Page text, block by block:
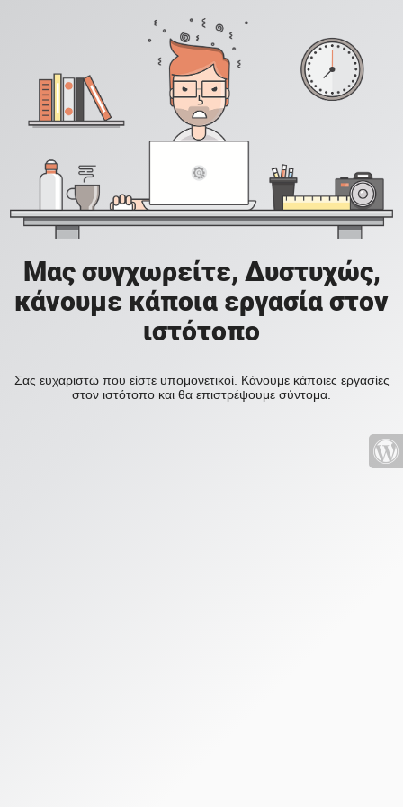
Μας συγχωρείτε, Δυστυχώς,
κάνουμε κάποια εργασία στον
ιστότοπο
Σας ευχαριστώ που είστε υπομονετικοί. Κάνουμε κάποιες εργασίες
στον ιστότοπο και θα επιστρέψουμε σύντομα.